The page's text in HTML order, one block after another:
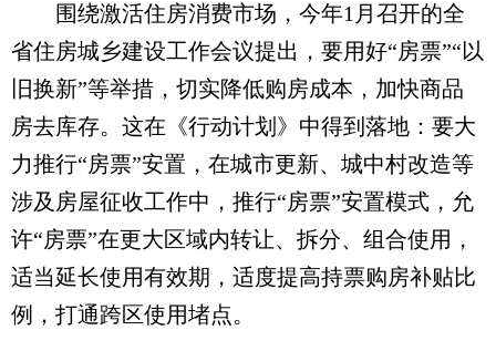
围绕激活住房消费市场，今年1月召开的全
省住房城乡建设工作会议提出，要用好“房票”“以
旧换新”等举措，切实降低购房成本，加快商品
房去库存。这在《行动计划》中得到落地：要大
力推行“房票”安置，在城市更新、城中村改造等
涉及房屋征收工作中，推行“房票”安置模式，允
许“房票”在更大区域内转让、拆分、组合使用，
适当延长使用有效期，适度提高持票购房补贴比
例，打通跨区使用堵点。